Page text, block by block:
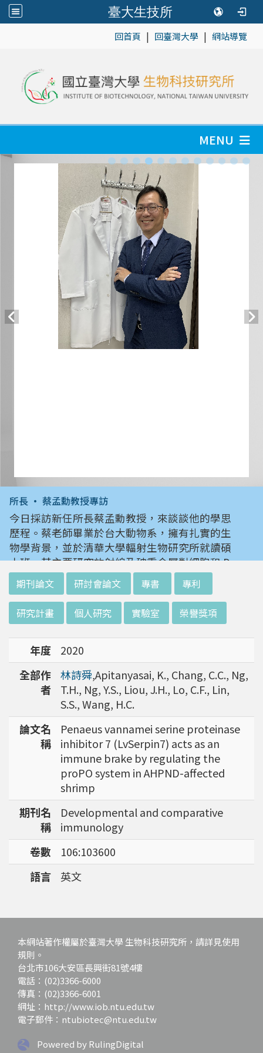
臺大生技所
回首頁 | 回臺灣大學 | 網站導覽
MENU
所長 • 蔡孟勳教授專訪
今日採訪新任所長蔡孟勳教授，來談談他的學思
歷程。蔡老師畢業於台大動物系，擁有扎實的生
物學背景，並於清華大學輻射生物研究所就讀碩
士班。其主要研究放射線及砷重金屬對細胞和 D
NA 的傷害及細胞表型的改變。就讀陽明大學博
士班時，選定研究長期暴露於低劑量輻射鋼筋下
對人體的影響，並比較其他國家高劑量暴露下的
不同影響。在美國國家衛生研究院從事博士後研
究時，開始了以微陣列技術探討致癌物質，如重
金屬以及輻射線等對腫瘤細胞的影響，同時有效
率分析以及整合生物晶片所產出之大數據。蔡老
師於1996年回到台灣大學任教後，繼續以生物
晶片搭配生物資訊等為工具，開發專一性生物指
標，應用於精準農業以及偵測癌細胞轉移或復發
等在精準醫療上的應用。同時，蔡老師運用次世
代定序瞭解台灣乳癌病患中基因體中的變異以及
演化，試圖瞭解癌症復發機制。同時透過次世代
定序解出台灣帝雉全基因體資訊。這樣的訊息是
只能從基因組分析而無法從生態調查得知，在在
強調瞭解台灣特有物種基因資訊的重要性。
期刊論文 研討會論文 專書 專利
研究計畫 個人研究 實驗室 榮譽獎項
年度
2020
全部作
者
林詩舜,Apitanyasai, K., Chang, C.C., Ng,
T.H., Ng, Y.S., Liou, J.H., Lo, C.F., Lin,
S.S., Wang, H.C.
論文名
稱
Penaeus vannamei serine proteinase
inhibitor 7 (LvSerpin7) acts as an
immune brake by regulating the
proPO system in AHPND-affected
shrimp
期刊名
稱
Developmental and comparative
immunology
卷數
106:103600
語言
英文
本網站著作權屬於臺灣大學 生物科技研究所，請詳見使用
規則。
台北市106大安區長興街81號4樓
電話：(02)3366-6000
傳真：(02)3366-6001
網址：http://www.iob.ntu.edu.tw
電子郵件：ntubiotec@ntu.edu.tw
Powered by RulingDigital